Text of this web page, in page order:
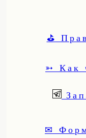
⛳
➳ Как
✉